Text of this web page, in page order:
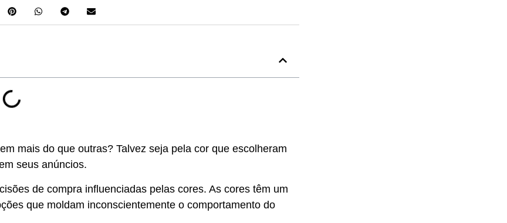
mais do que outras? Talvez seja pela cor que escolheram
seus anúncios.
de compra influenciadas pelas cores. As cores têm um
que moldam inconscientemente o comportamento do